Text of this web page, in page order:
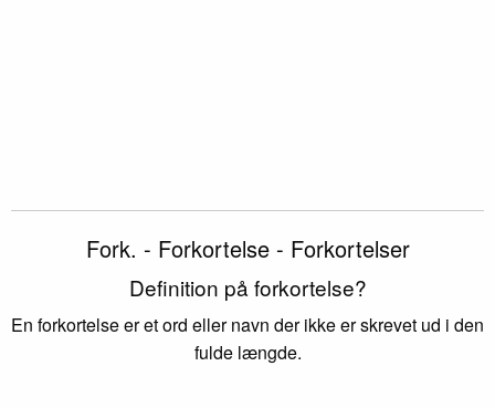
Fork. - Forkortelse - Forkortelser
Definition på forkortelse?
En forkortelse er et ord eller navn der ikke er skrevet ud i den
fulde længde.